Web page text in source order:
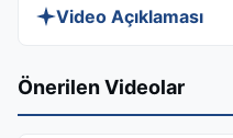
Video Açıklaması
Bu kiralık LED ekranın
Önerilen Videolar